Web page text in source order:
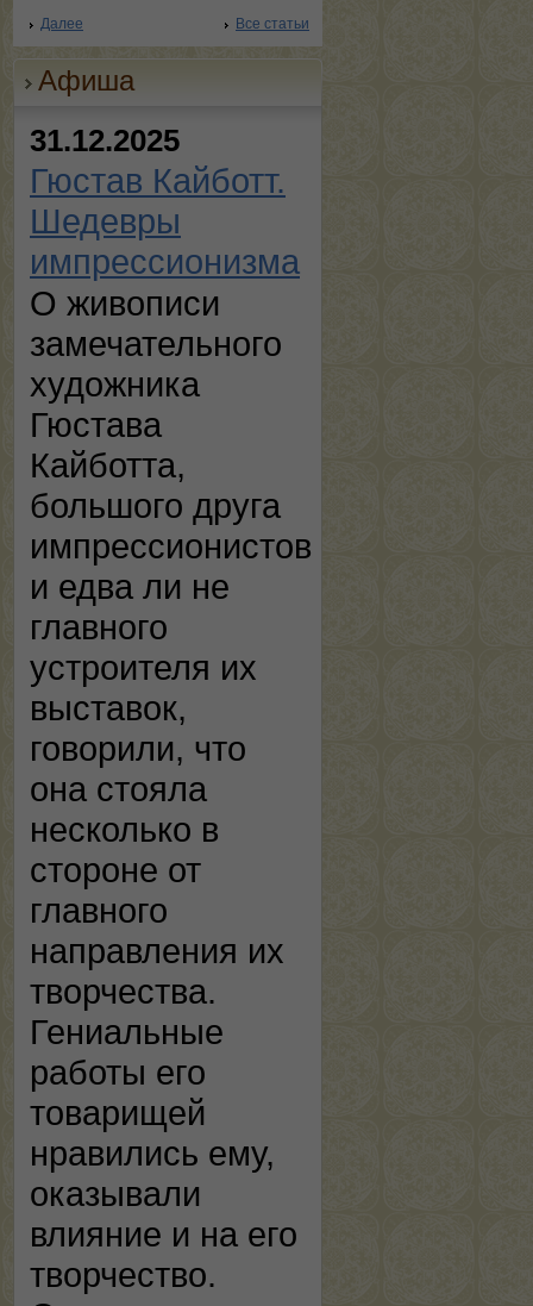
Далее Все статьи
Афиша
31.12.2025
Гюстав Кайботт.
Шедевры
импрессионизма
О живописи
замечательного
художника
Гюстава
Кайботта,
большого друга
импрессионистов
и едва ли не
главного
устроителя их
выставок,
говорили, что
она стояла
несколько в
стороне от
главного
направления их
творчества.
Гениальные
работы его
товарищей
нравились ему,
оказывали
влияние и на его
творчество.